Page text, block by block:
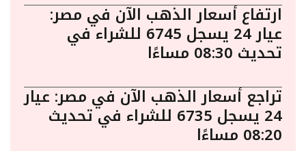
ارتفاع أسعار الذهب الآن في مصر:
عيار 24 يسجل 6745 للشراء في
تحديث 08:30 مساءًا
تراجع أسعار الذهب الآن في مصر: عيار
24 يسجل 6735 للشراء في تحديث
08:20 مساءًا